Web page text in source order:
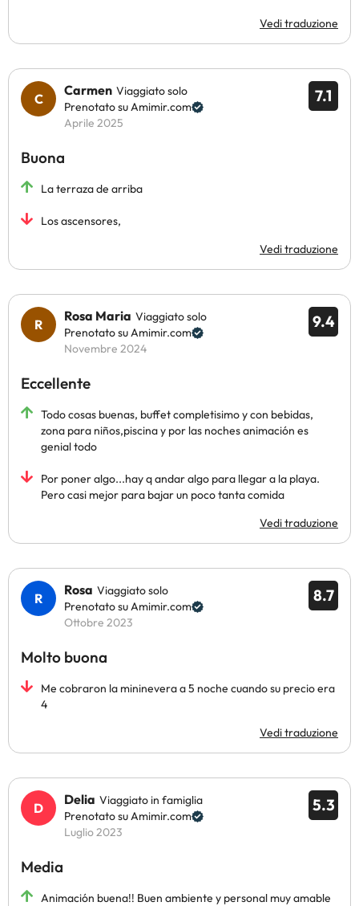
Vedi traduzione
7.1
Carmen Viaggiato solo
Prenotato su Amimir.com
Aprile 2025
Buona
La terraza de arriba
Los ascensores,
Vedi traduzione
9.4
Rosa Maria Viaggiato solo
Prenotato su Amimir.com
Novembre 2024
Eccellente
Todo cosas buenas, buffet completisimo y con bebidas,
zona para niños,piscina y por las noches animación es
genial todo
Por poner algo...hay q andar algo para llegar a la playa.
Pero casi mejor para bajar un poco tanta comida
Vedi traduzione
8.7
Rosa Viaggiato solo
Prenotato su Amimir.com
Ottobre 2023
Molto buona
Me cobraron la mininevera a 5 noche cuando su precio era
4
Vedi traduzione
5.3
Delia Viaggiato in famiglia
Prenotato su Amimir.com
Luglio 2023
Media
Animación buena!! Buen ambiente y personal muy amable